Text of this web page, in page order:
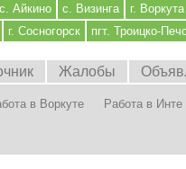
с. Айкино с. Визинга
г. Воркута
г. Сосногорск пгт. Троицко-
Жалобы
в Воркуте Работа в Инте